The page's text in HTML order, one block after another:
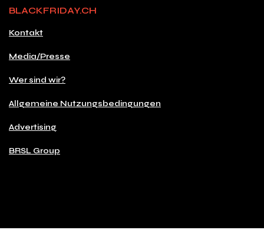
BLACKFRIDAY.CH
Kontakt
Media/Presse
Wer sind wir?
Allgemeine Nutzungsbedingungen
Advertising
BRSL Group